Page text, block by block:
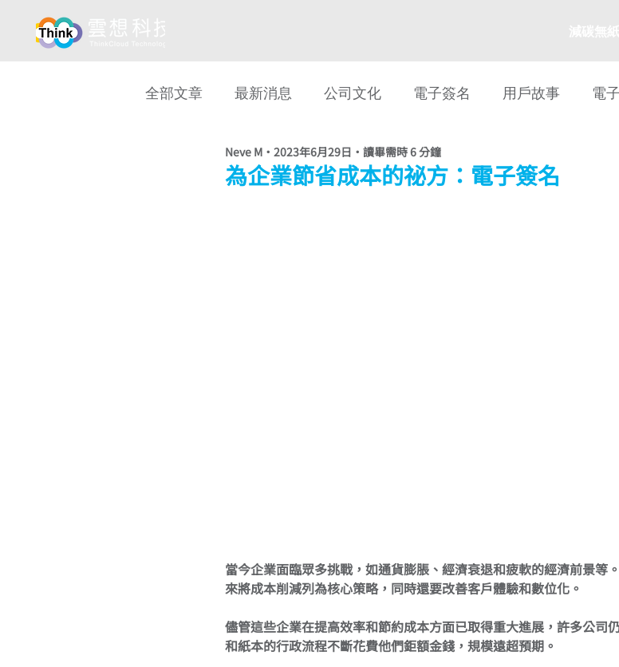
全部文章 最新消息 公司文化 電子簽名 用戶故事 電
用戶故事 最新消息 媒體報導
為企業節省成本的祕方：電子簽名
Neve M 2023年6月29日 讀畢需時 6 分鐘
當今企業面臨眾多挑戰，如通貨膨脹、經濟衰退和疲軟的經濟前景等
來將成本削減列為核心策略，同時還要改善客戶體驗和數位化。
儘管這些企業在提高效率和節約成本方面已取得重大進展，許多公司
和紙本的行政流程不斷花費他們鉅額金錢，規模遠超預期。